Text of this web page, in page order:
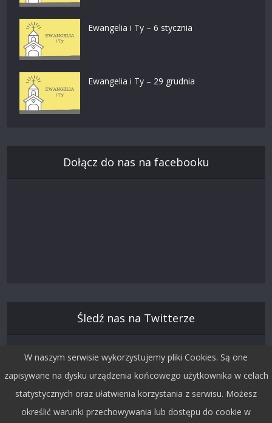
Ewangelia i Ty – 6 stycznia
Ewangelia i Ty – 29 grudnia
Dołącz do nas na facebooku
Śledź nas na Twitterze
W naszym serwisie wykorzystujemy pliki Cookies. Są one
zapisywane na dysku urządzenia końcowego użytkownika w celach
statystycznych oraz ułatwienia korzystania z serwisu. Możesz
określić warunki przechowywania lub dostępu do cookie w